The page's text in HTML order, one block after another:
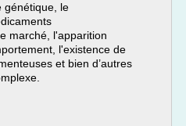
génétique, le
marché, l'apparition
l'existence de
et bien d’autres